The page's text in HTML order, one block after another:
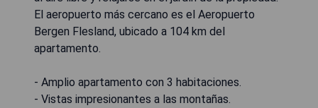
El aeropuerto más cercano es el Aeropuerto
Bergen Flesland, ubicado a 104 km del
apartamento.
- Amplio apartamento con 3 habitaciones.
- Vistas impresionantes a las montañas.